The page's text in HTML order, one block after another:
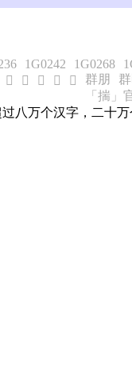
1G0242 1G0268
𫖒 𫖓 𫖔 𫖕 𫖘 群朋
「揣」
八万个汉字，二十